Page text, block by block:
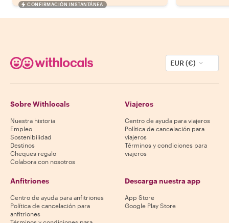
CONFIRMACIÓN INSTANTÁNEA
EUR (€)
Sobre Withlocals
Nuestra historia
Empleo
Sostenibilidad
Destinos
Cheques regalo
Colabora con nosotros
Viajeros
Centro de ayuda para viajeros
Política de cancelación para
viajeros
Términos y condiciones para
viajeros
Anfitriones
Centro de ayuda para anfitriones
Política de cancelación para
anfitriones
Descarga nuestra app
App Store
Google Play Store